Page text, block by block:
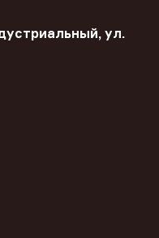
ул.